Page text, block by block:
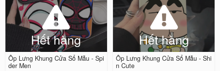
Hết hàng
Ốp Lưng Khung Cửa Sổ Mẫu - Spi
der Men
Hết hàng
Ốp Lưng Khung Cửa Sổ Mẫu - Shi
n Cute